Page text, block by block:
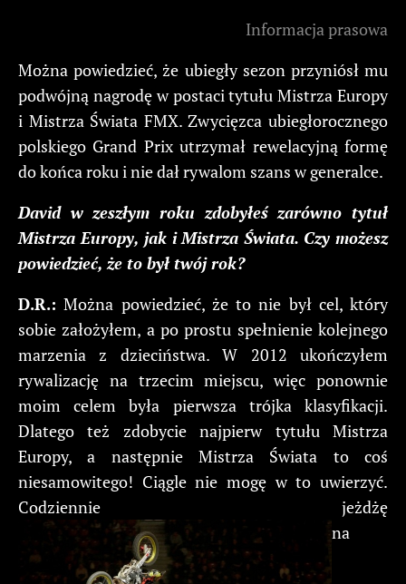
Informacja prasowa
Można powiedzieć, że ubiegły sezon przyniósł mu
podwójną nagrodę w postaci tytułu Mistrza Europy
i Mistrza Świata FMX. Zwycięzca ubiegłorocznego
polskiego Grand Prix utrzymał rewelacyjną formę
do końca roku i nie dał rywalom szans w generalce.
David w zeszłym roku zdobyłeś zarówno tytuł
Mistrza Europy, jak i Mistrza Świata. Czy możesz
powiedzieć, że to był twój rok?
D.R.: Można powiedzieć, że to nie był cel, który
sobie założyłem, a po prostu spełnienie kolejnego
marzenia z dzieciństwa. W 2012 ukończyłem
rywalizację na trzecim miejscu, więc ponownie
moim celem była pierwsza trójka klasyfikacji.
Dlatego też zdobycie najpierw tytułu Mistrza
Europy, a następnie Mistrza Świata to coś
niesamowitego! Ciągle nie mogę w to uwierzyć.
Codziennie jeżdżę
na